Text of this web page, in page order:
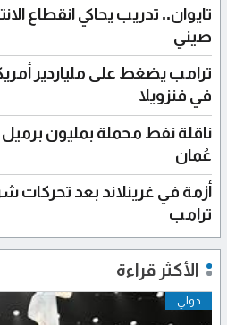
تايوان.. تدريب يحاكي انقطاع
صيني
ترامب يضغط على ملياردير
في فنزويلا
ناقلة نفط محملة بمليون
عُمان
أزمة في غرينلاند بعد
ترامب
الأكثر قراءة
دولي